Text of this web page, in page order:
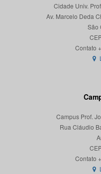
Cidade Univ.
Av. Marcelo Deda
São
Campus Prof.
Rua Cláudio